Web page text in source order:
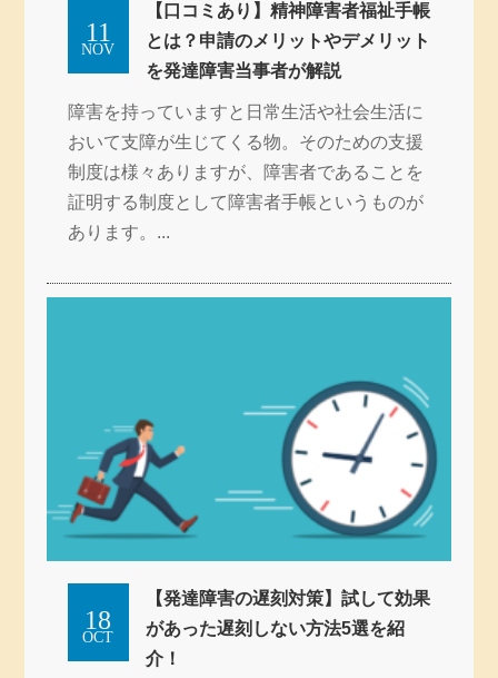
NOV
11
【口コミあり】精神障害者福祉手帳
とは？申請のメリットやデメリット
を発達障害当事者が解説
障害を持っていますと日常生活や社会生活に
おいて支障が生じてくる物。そのための支援
制度は様々ありますが、障害者であることを
証明する制度として障害者手帳というものが
あります。...
OCT
18
【発達障害の遅刻対策】試して効果
があった遅刻しない方法5選を紹
介！